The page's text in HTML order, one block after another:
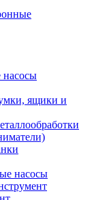
насосы
ящики и
насосы